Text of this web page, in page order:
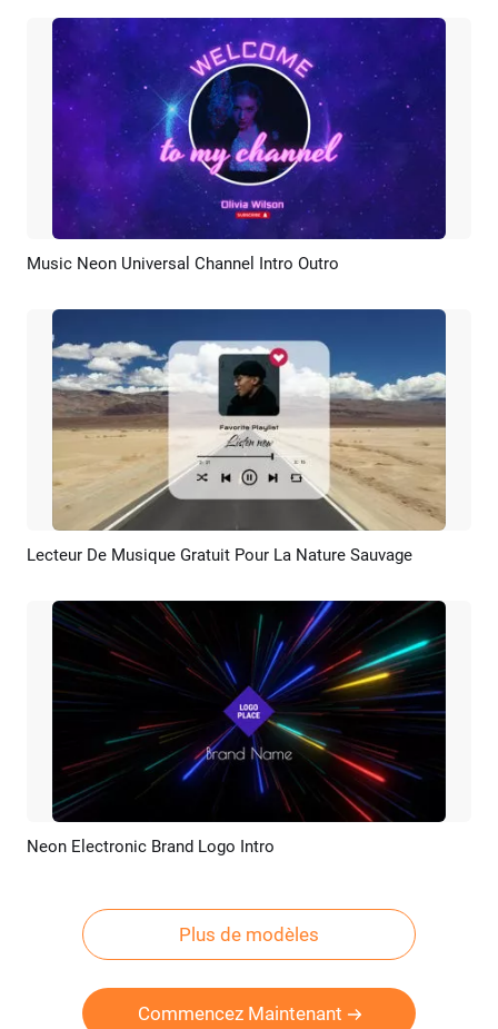
Aperçu Créer IA
Music Neon Universal Channel Intro Outro
Aperçu Créer IA
Lecteur De Musique Gratuit Pour La Nature Sauvage
Aperçu Personnaliser
Neon Electronic Brand Logo Intro
Plus de modèles
Commencez Maintenant